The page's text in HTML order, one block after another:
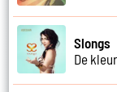
Slongs
De